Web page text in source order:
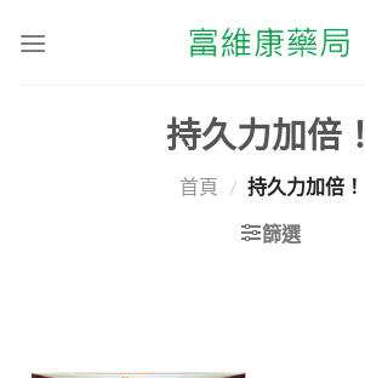
持久力加倍！
首頁 / 持久力加倍！
篩選